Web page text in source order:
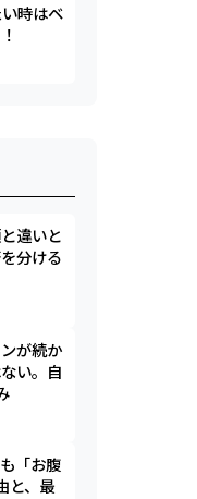
時はベ
違いと
分ける
が続か
い。自
「お腹
と、最